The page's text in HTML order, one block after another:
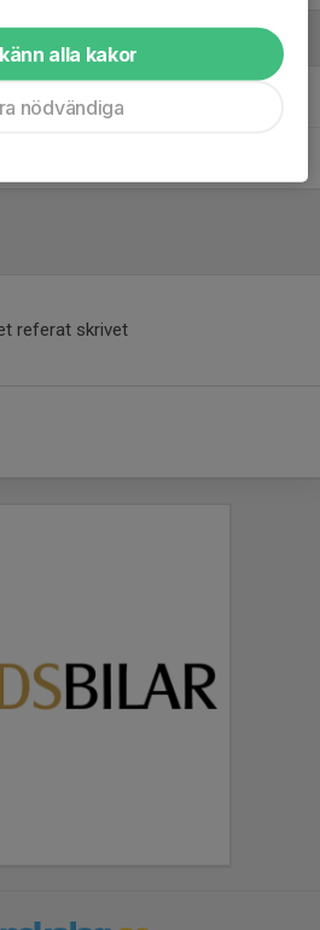
referat skrivet
alla kakor
nödvändiga